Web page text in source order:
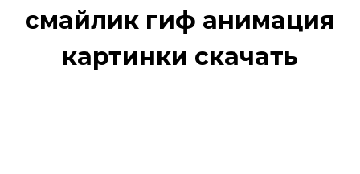
смайлик гиф анимация
картинки скачать